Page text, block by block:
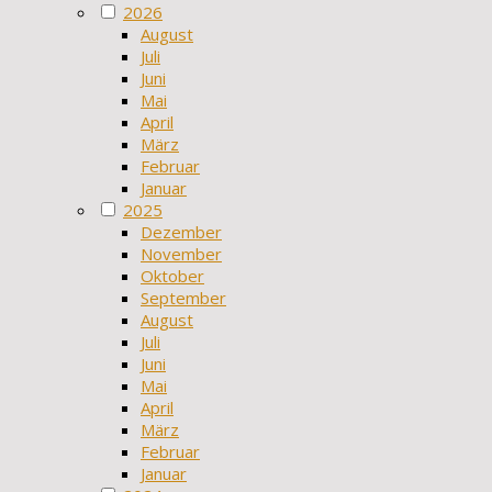
2026
August
Juli
Juni
Mai
April
März
Februar
Januar
2025
Dezember
November
Oktober
September
August
Juli
Juni
Mai
April
März
Februar
Januar